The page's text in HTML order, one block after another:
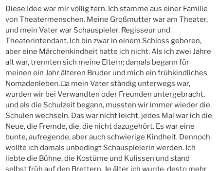
Diese Idee war mir völlig fern. Ich stamme aus einer Familie
von Theatermenschen. Meine Großmutter war am Theater,
und mein Vater war Schauspieler, Regisseur und
Theaterintendant. Ich bin zwar in einem Schloss geboren,
aber eine Märchenkindheit hatte ich nicht. Als ich zwei Jahre
alt war, trennten sich meine Eltern; damals begann für
meinen ein Jahr älteren Bruder und mich ein frühkindliches
Nomadenleben, □a mein Vater ständig unterwegs war,
wurden wir bei Verwandten oder Freunden untergebracht,
und als die Schulzeit begann, mussten wir immer wieder die
Schulen wechseln. Das war nicht leicht, jedes Mal war ich die
Neue, die Fremde, die, die nicht dazugehört. Es war eine
bunte, aufregende, aber auch schwierige Kindheit. Dennoch
wollte ich damals unbedingt Schauspielerin werden. Ich
liebte die Bühne, die Kostüme und Kulissen und stand
selbst früh auf den Brettern. Je älter ich wurde, desto mehr